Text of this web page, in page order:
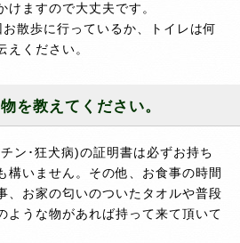
けますので大丈夫です。
散歩に行っているか、トイレは何
えください。
を教えてください。
ン･狂犬病)の証明書は必ずお持ち
構いません。その他、お食事の時間
、お家の匂いのついたタオルや普段
ような物があれば持って来て頂いて